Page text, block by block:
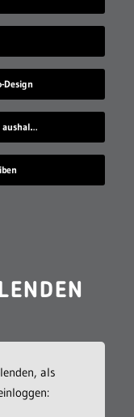
Design
Das Schmerzhafteste, das ein Mensch aushalten kann
als